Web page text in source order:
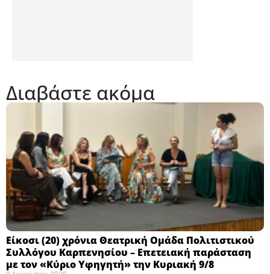
Διαβάστε ακόμα
Eίκοσι (20) χρόνια Θεατρική Ομάδα Πολιτιστικού
Συλλόγου Καρπενησίου – Επετειακή παράσταση
με τον «Κύριο Υφηγητή» την Κυριακή 9/8